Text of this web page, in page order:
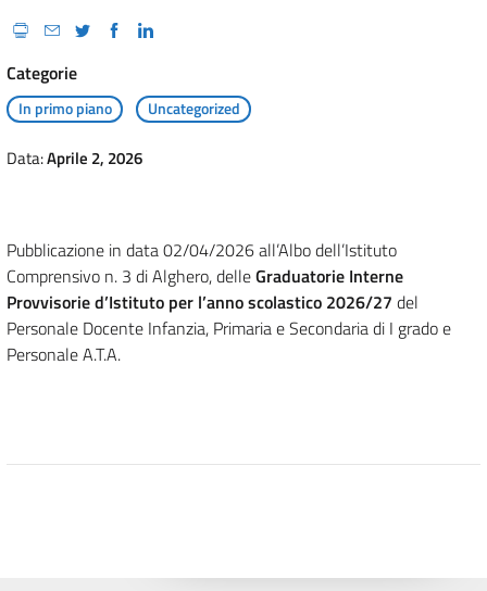
Categorie
In primo piano Uncategorized
Data:Aprile 2, 2026
Pubblicazione in data 02/04/2026 all’Albo dell’Istituto
Comprensivo n. 3 di Alghero, delleGraduatorie Interne
Provvisorie d’Istituto per l’anno scolastico 2026/27 del
Personale Docente Infanzia, Primaria e Secondaria di I grado e
Personale A.T.A.